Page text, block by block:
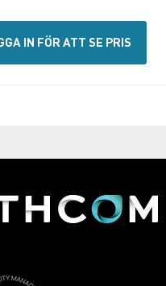
IN FÖR ATT SE PRIS